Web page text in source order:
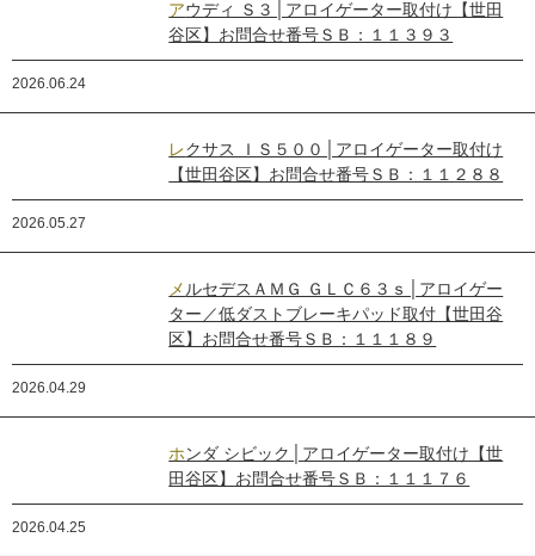
アウディ Ｓ３│アロイゲーター取付け【世田
谷区】お問合せ番号ＳＢ：１１３９３
2026.06.24
レクサス ＩＳ５００│アロイゲーター取付け
【世田谷区】お問合せ番号ＳＢ：１１２８８
2026.05.27
メルセデスＡＭＧ ＧＬＣ６３ｓ│アロイゲー
ター／低ダストブレーキパッド取付【世田谷
区】お問合せ番号ＳＢ：１１１８９
2026.04.29
ホンダ シビック│アロイゲーター取付け【世
田谷区】お問合せ番号ＳＢ：１１１７６
2026.04.25